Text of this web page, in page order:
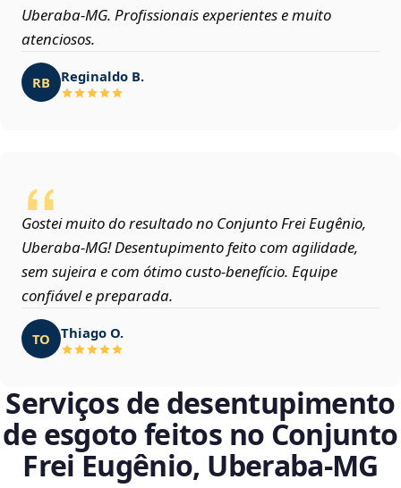
Uberaba‑MG. Profissionais experientes e muito
atenciosos.
RB Reginaldo B.
Gostei muito do resultado no Conjunto Frei Eugênio,
Uberaba‑MG! Desentupimento feito com agilidade,
sem sujeira e com ótimo custo-benefício. Equipe
confiável e preparada.
TO Thiago O.
Serviços de desentupimento
de esgoto feitos no Conjunto
Frei Eugênio, Uberaba‑MG